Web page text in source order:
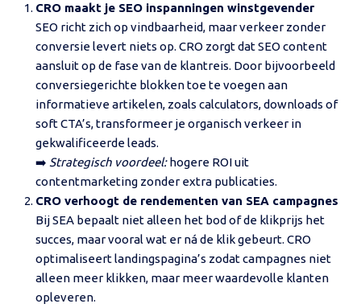
CRO maakt je SEO inspanningen winstgevender
SEO richt zich op vindbaarheid, maar verkeer zonder
conversie levert niets op. CRO zorgt dat SEO content
aansluit op de fase van de klantreis. Door bijvoorbeeld
conversiegerichte blokken toe te voegen aan
informatieve artikelen, zoals calculators, downloads of
soft CTA’s, transformeer je organisch verkeer in
gekwalificeerde leads.
➡️ Strategisch voordeel:hogere ROI uit
contentmarketing zonder extra publicaties.
CRO verhoogt de rendementen van SEA campagnes
Bij SEA bepaalt niet alleen het bod of de klikprijs het
succes, maar vooral wat er ná de klik gebeurt. CRO
optimaliseert landingspagina’s zodat campagnes niet
alleen meer klikken, maar meer waardevolle klanten
opleveren.